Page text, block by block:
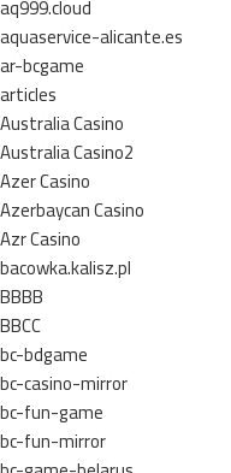
aq999.cloud
aquaservice-alicante.es
ar-bcgame
articles
Australia Casino
Australia Casino2
Azer Casino
Azerbaycan Casino
Azr Casino
bacowka.kalisz.pl
BBBB
BBCC
bc-bdgame
bc-casino-mirror
bc-fun-game
bc-fun-mirror